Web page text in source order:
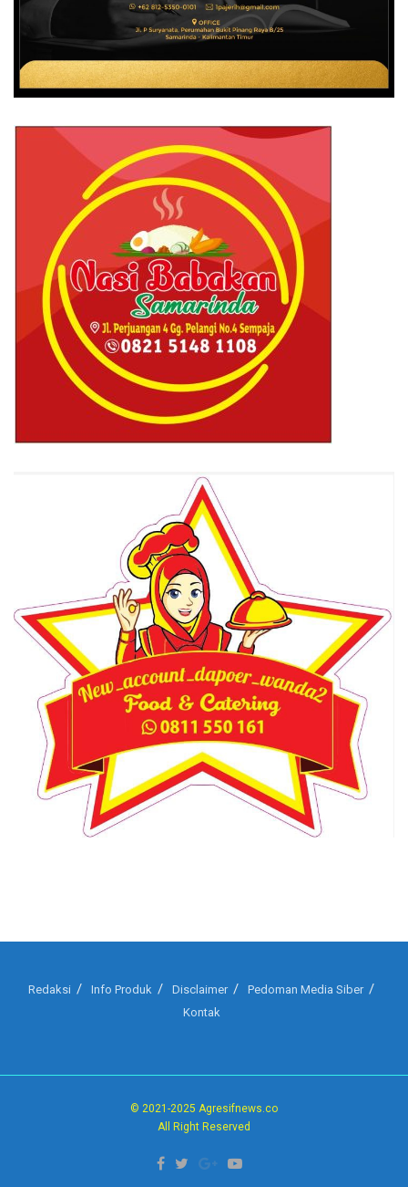
Redaksi Info Produk Disclaimer
Pedoman Media Siber
Kontak
© 2021-2025 Agresifnews.co
All Right Reserved